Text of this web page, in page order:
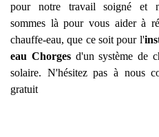
pour notre travail soigné et
sommes là pour vous aider à
chauffe-eau, que ce soit pour l'
eau Chorgesd'un système de
solaire. N'hésitez pas à nous
gratuit